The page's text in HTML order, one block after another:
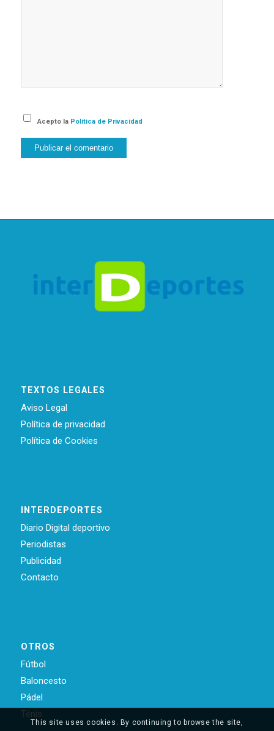
Acepto la Política de Privacidad
TEXTOS LEGALES
Aviso Legal
Política de privacidad
Política de Cookies
INTERDEPORTES
Diario Digital deportivo
Periodistas
Publicidad
Contacto
OTROS
Fútbol
Baloncesto
Pádel
Ténis
This site uses cookies. By continuing to browse the site,